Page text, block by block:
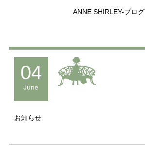
recommend
ANNE SHIRLEY-ブログ
04
June
お知らせ